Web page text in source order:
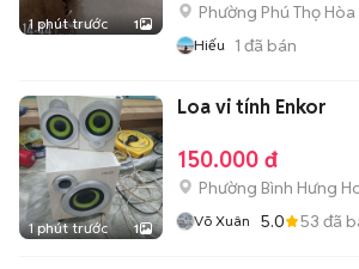
1 phút trước 1
Phường Phú Thọ Hòa
Hiếu 1 đã bán
1 phút trước 1
Loa vi tính Enkor
150.000 đ
Phường Bình Hưng
Võ Xuân 5.0 53 đã